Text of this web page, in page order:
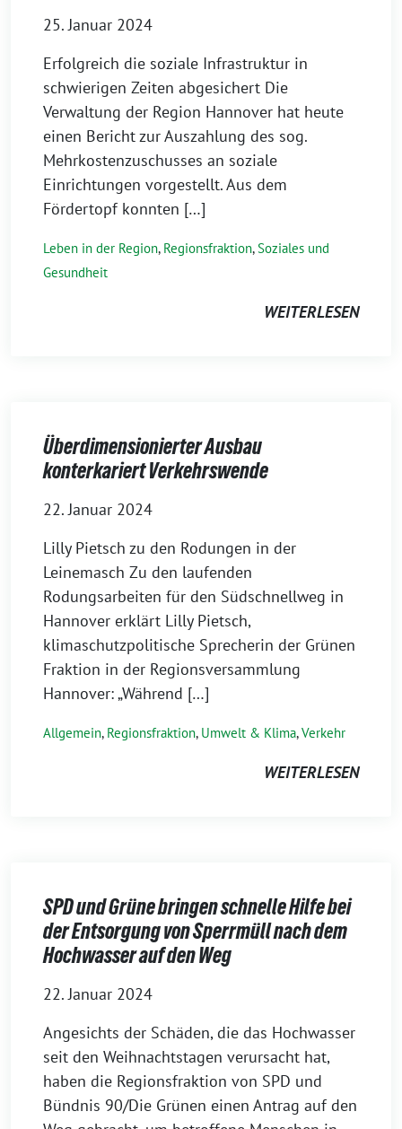
25. Januar 2024
Erfolgreich die soziale Infrastruktur in
schwierigen Zeiten abgesichert Die
Verwaltung der Region Hannover hat heute
einen Bericht zur Auszahlung des sog.
Mehrkostenzuschusses an soziale
Einrichtungen vorgestellt. Aus dem
Fördertopf konnten […]
Leben in der Region, Regionsfraktion,Soziales und
Gesundheit
WEITERLESEN
Überdimensionierter Ausbau
konterkariert Verkehrswende
22. Januar 2024
Lilly Pietsch zu den Rodungen in der
Leinemasch Zu den laufenden
Rodungsarbeiten für den Südschnellweg in
Hannover erklärt Lilly Pietsch,
klimaschutzpolitische Sprecherin der Grünen
Fraktion in der Regionsversammlung
Hannover: „Während […]
Allgemein, Regionsfraktion, Umwelt & Klima,Verkehr
WEITERLESEN
SPD und Grüne bringen schnelle Hilfe bei
der Entsorgung von Sperrmüll nach dem
Hochwasser auf den Weg
22. Januar 2024
Angesichts der Schäden, die das Hochwasser
seit den Weihnachtstagen verursacht hat,
haben die Regionsfraktion von SPD und
Bündnis 90/Die Grünen einen Antrag auf den